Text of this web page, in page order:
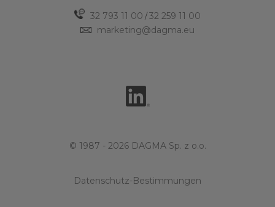
32 793 11 00 /32 259 11 00
marketing@dagma.eu
© 1987 - 2026 DAGMA Sp. z o.o.
Datenschutz-Bestimmungen